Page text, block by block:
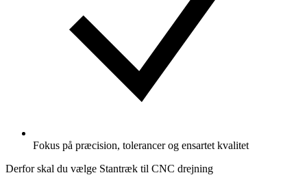
Fokus på præcision, tolerancer og ensartet kvalitet
Derfor skal du vælge Stantræk til CNC drejning